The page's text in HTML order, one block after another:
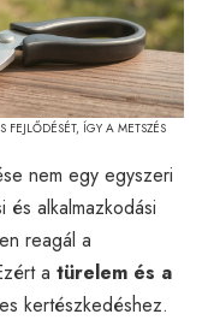
FEJLŐDÉSÉT, ÍGY A METSZÉS
nem egy egyszeri
és alkalmazkodási
reagál a
a türelem és a
kertészkedéshez.